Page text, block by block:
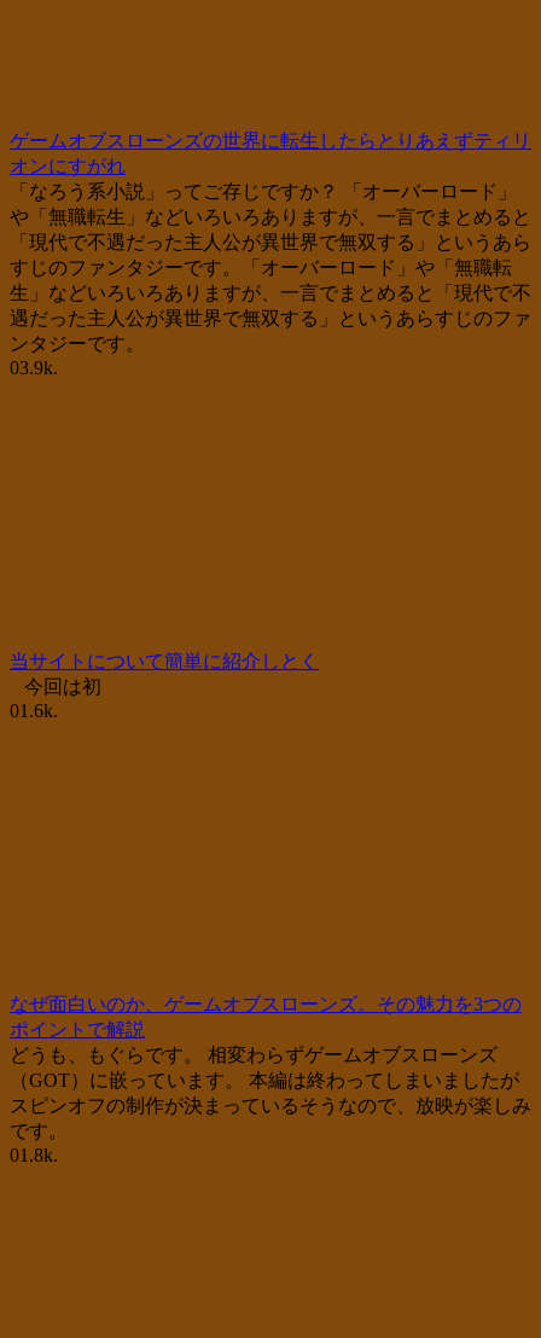
ゲームオブスローンズの世界に転生したらとりあえずティリ
オンにすがれ
「なろう系小説」ってご存じですか？ 「オーバーロード」
や「無職転生」などいろいろありますが、一言でまとめると
「現代で不遇だった主人公が異世界で無双する」というあら
すじのファンタジーです。「オーバーロード」や「無職転
生」などいろいろありますが、一言でまとめると「現代で不
遇だった主人公が異世界で無双する」というあらすじのファ
ンタジーです。
03.9k.
当サイトについて簡単に紹介しとく
今回は初
01.6k.
なぜ面白いのか、ゲームオブスローンズ。その魅力を3つの
ポイントで解説
どうも、もぐらです。 相変わらずゲームオブスローンズ
（GOT）に嵌っています。 本編は終わってしまいましたが
スピンオフの制作が決まっているそうなので、放映が楽しみ
です。
01.8k.